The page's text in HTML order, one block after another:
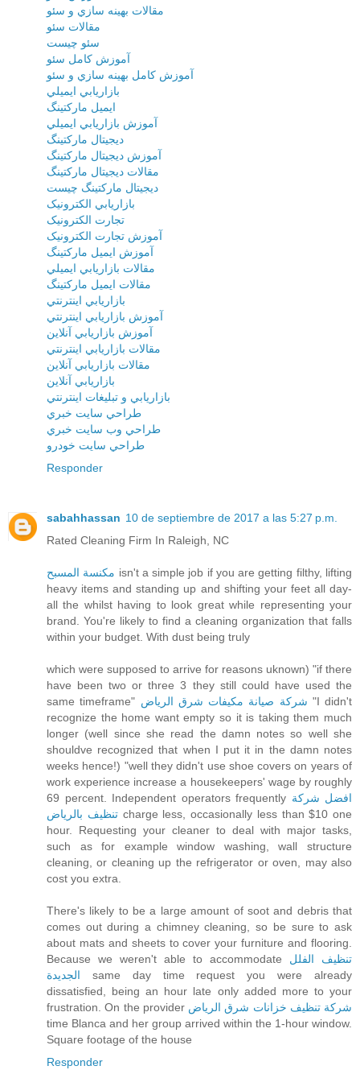
مقالات بهينه سازي و سئو
مقالات سئو
سئو چيست
آموزش کامل سئو
آموزش کامل بهينه سازي و سئو
بازاريابي ايميلي
ايميل مارکتينگ
آموزش بازاريابي ايميلي
ديجيتال مارکتينگ
آموزش ديجيتال مارکتينگ
مقالات ديجيتال مارکتينگ
ديجيتال مارکتينگ چيست
بازاريابي الکترونيک
تجارت الکترونيک
آموزش تجارت الکترونيک
آموزش ايميل مارکتينگ
مقالات بازاريابي ايميلي
مقالات ايميل مارکتينگ
بازاريابي اينترنتي
آموزش بازاريابي اينترنتي
آموزش بازاريابي آنلاين
مقالات بازاريابي اينترنتي
مقالات بازاريابي آنلاين
بازاريابي آنلاين
بازاريابي و تبليغات اينترنتي
طراحي سايت خبري
طراحي وب سايت خبري
طراحي سايت خودرو
Responder
sabahhassan 10 de septiembre de 2017 a las 5:27 p.m.
Rated Cleaning Firm In Raleigh, NC
مكنسة المسبح isn't a simple job if you are getting filthy, lifting
heavy items and standing up and shifting your feet all day-
all the whilst having to look great while representing your
brand. You're likely to find a cleaning organization that falls
within your budget. With dust being truly
which were supposed to arrive for reasons uknown) "if there
have been two or three 3 they still could have used the
same timeframe" شركة صيانة مكيفات شرق الرياض "I didn't
recognize the home want empty so it is taking them much
longer (well since she read the damn notes so well she
shouldve recognized that when I put it in the damn notes
weeks hence!) "well they didn't use shoe covers on years of
work experience increase a housekeepers' wage by roughly
69 percent. Independent operators frequently افضل شركة
تنظيف بالرياضcharge less, occasionally less than $10 one
hour. Requesting your cleaner to deal with major tasks,
such as for example window washing, wall structure
cleaning, or cleaning up the refrigerator or oven, may also
cost you extra.
There's likely to be a large amount of soot and debris that
comes out during a chimney cleaning, so be sure to ask
about mats and sheets to cover your furniture and flooring.
Because we weren't able to accommodate تنظيف الفلل
الجديدة same day time request you were already
dissatisfied, being an hour late only added more to your
frustration. On the provider شركة تنظيف خزانات شرق الرياض
time Blanca and her group arrived within the 1-hour window.
Square footage of the house
Responder